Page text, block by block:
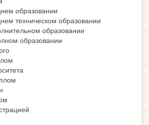
образовании
техническом образовании
образовании
образовании